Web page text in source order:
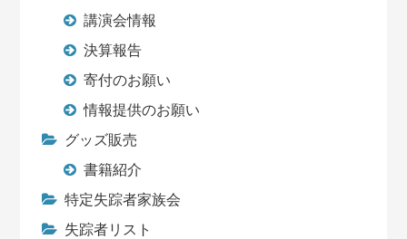
講演会情報
決算報告
寄付のお願い
情報提供のお願い
グッズ販売
書籍紹介
特定失踪者家族会
失踪者リスト